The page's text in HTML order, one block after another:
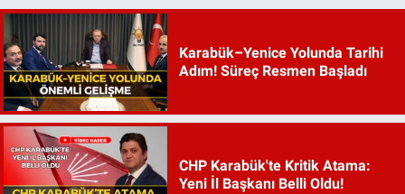
Karabük–Yenice Yolunda Tarihi
Adım! Süreç Resmen Başladı
CHP Karabük'te Kritik Atama:
Yeni İl Başkanı Belli Oldu!